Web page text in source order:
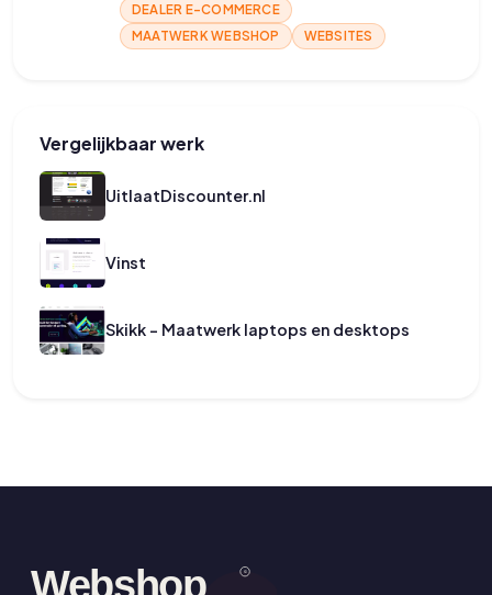
DEALER E-COMMERCE
MAATWERK WEBSHOP
WEBSITES
Vergelijkbaar werk
UitlaatDiscounter.nl
Vinst
Skikk - Maatwerk laptops en desktops